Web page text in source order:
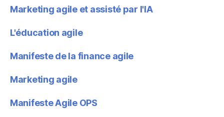
Marketing agile et assisté par l'IA
L'éducation agile
Manifeste de la finance agile
Marketing agile
Manifeste Agile OPS